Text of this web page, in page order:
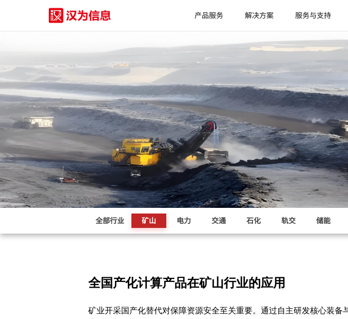
产品服务 解决方案 服务与支持
全部行业 矿山 电力 交通 石化 轨交 储能
全国产化计算产品在矿山行业的应用
矿业开采国产化替代对保障资源安全至关重要。通过自主研发核心装